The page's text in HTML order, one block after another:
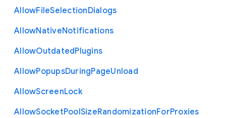
AllowFileSelectionDialogs
AllowNativeNotifications
AllowOutdatedPlugins
AllowPopupsDuringPageUnload
AllowScreenLock
AllowSocketPoolSizeRandomizationForProxies